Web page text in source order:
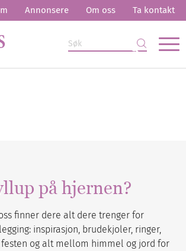
Annonsere Om oss Ta kontakt
på hjernen?
finner dere alt dere trenger for
inspirasjon, brudekjoler, ringer,
og alt mellom himmel og jord for